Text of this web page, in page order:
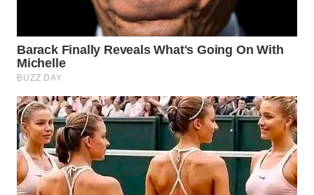
WN
LIKUPANG
WN
LABUANBAJO
WN
BORNEO